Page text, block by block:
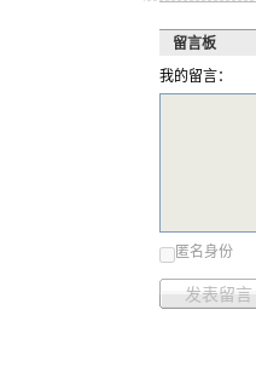
留言板
我的留言：
匿名身份
发表留言